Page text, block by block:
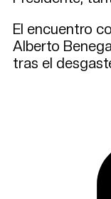
El encuentro
Alberto
tras el